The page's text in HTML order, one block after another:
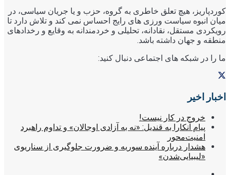
کوردپاریز، هیچ تعلق خاطری به گروه، حزب و یا جریان سیاسی، در
میان انبوه سیاست ورزی های رایج احساس نمی کند و تلاش دارد تا
رویکردی مستقل، نقادانه، تحلیلی و خردمندانه به وقایع و رخدادهای
منطقه و جهان داشته باشد.
ما را در شبکه های اجتماعی دنبال کنید:
اخبار اخیر
خروج در کار نیست!
پیام آنکارا به قندیل: «نه به آزادی اوجالان» و تداوم راهبرد
امنیت‌محور
هشدار درباره آینده سوریه و ضرورت جلوگیری از سناریوی
«لیبیایی‌شدن»